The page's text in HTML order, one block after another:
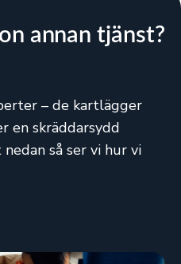
annan tjänst?
– de kartlägger
en skräddarsydd
så ser vi hur vi